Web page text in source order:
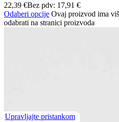
22,39 €Bez pdv: 17,91 €
Odaberi opcije Ovaj proizvod ima
odabrati na stranici proizvoda
Upravljajte pristankom